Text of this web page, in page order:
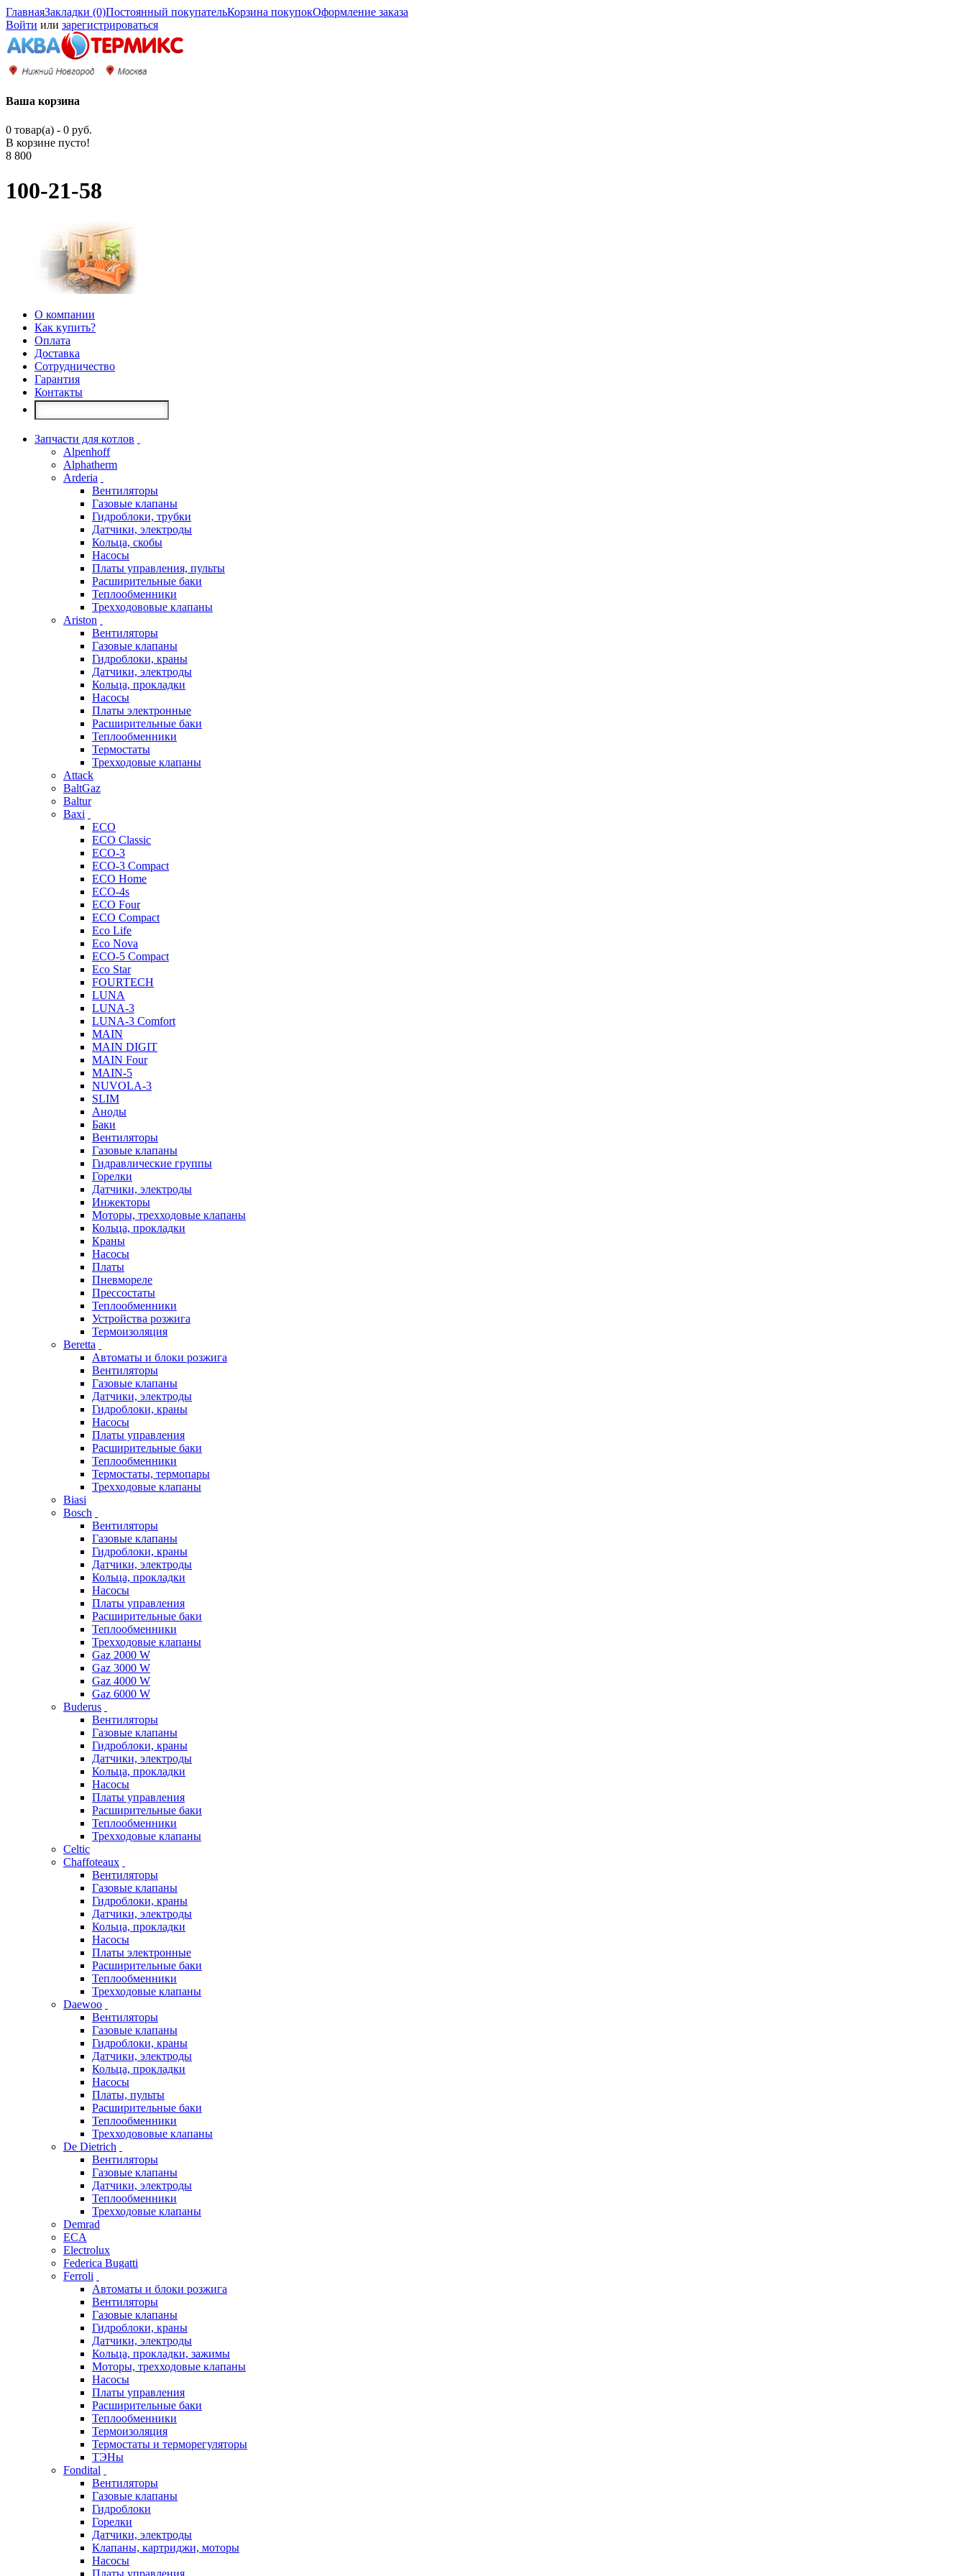
ГлавнаяЗакладки (0)Постоянный покупательКорзина покупокОформление заказа
Войти или зарегистрироваться
Ваша корзина
0 товар(а) - 0 руб.
В корзине пусто!
8 800
100-21-58
О компании
Как купить?
Оплата
Доставка
Сотрудничество
Гарантия
Контакты
Запчасти для котлов
Alpenhoff
Alphatherm
Arderia
Вентиляторы
Газовые клапаны
Гидроблоки, трубки
Датчики, электроды
Кольца, скобы
Насосы
Платы управления, пульты
Расширительные баки
Теплообменники
Трехходововые клапаны
Ariston
Вентиляторы
Газовые клапаны
Гидроблоки, краны
Датчики, электроды
Кольца, прокладки
Насосы
Платы электронные
Расширительные баки
Теплообменники
Термостаты
Трехходовые клапаны
Attack
BaltGaz
Baltur
Baxi
ECO
ECO Classic
ECO-3
ECO-3 Compact
ECO Home
ECO-4s
ECO Four
ECO Compact
Eco Life
Eco Nova
ECO-5 Compact
Eco Star
FOURTECH
LUNA
LUNA-3
LUNA-3 Comfort
MAIN
MAIN DIGIT
MAIN Four
MAIN-5
NUVOLA-3
SLIM
Аноды
Баки
Вентиляторы
Газовые клапаны
Гидравлические группы
Горелки
Датчики, электроды
Инжекторы
Моторы, трехходовые клапаны
Кольца, прокладки
Краны
Насосы
Платы
Пневмореле
Прессостаты
Теплообменники
Устройства розжига
Термоизоляция
Beretta
Автоматы и блоки розжига
Вентиляторы
Газовые клапаны
Датчики, электроды
Гидроблоки, краны
Насосы
Платы управления
Расширительные баки
Теплообменники
Термостаты, термопары
Трехходовые клапаны
Biasi
Bosch
Вентиляторы
Газовые клапаны
Гидроблоки, краны
Датчики, электроды
Кольца, прокладки
Насосы
Платы управления
Расширительные баки
Теплообменники
Трехходовые клапаны
Gaz 2000 W
Gaz 3000 W
Gaz 4000 W
Gaz 6000 W
Buderus
Вентиляторы
Газовые клапаны
Гидроблоки, краны
Датчики, электроды
Кольца, прокладки
Насосы
Платы управления
Расширительные баки
Теплообменники
Трехходовые клапаны
Celtic
Chaffoteaux
Вентиляторы
Газовые клапаны
Гидроблоки, краны
Датчики, электроды
Кольца, прокладки
Насосы
Платы электронные
Расширительные баки
Теплообменники
Трехходовые клапаны
Daewoo
Вентиляторы
Газовые клапаны
Гидроблоки, краны
Датчики, электроды
Кольца, прокладки
Насосы
Платы, пульты
Расширительные баки
Теплообменники
Трехходововые клапаны
De Dietrich
Вентиляторы
Газовые клапаны
Датчики, электроды
Теплообменники
Трехходовые клапаны
Demrad
ECA
Electrolux
Federica Bugatti
Ferroli
Автоматы и блоки розжига
Вентиляторы
Газовые клапаны
Гидроблоки, краны
Датчики, электроды
Кольца, прокладки, зажимы
Моторы, трехходовые клапаны
Насосы
Платы управления
Расширительные баки
Теплообменники
Термоизоляция
Термостаты и терморегуляторы
ТЭНы
Fondital
Вентиляторы
Газовые клапаны
Гидроблоки
Горелки
Датчики, электроды
Клапаны, картриджи, моторы
Насосы